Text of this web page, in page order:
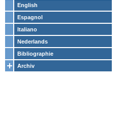
English
Espagnol
Italiano
Nederlands
Bibliographie
Archiv